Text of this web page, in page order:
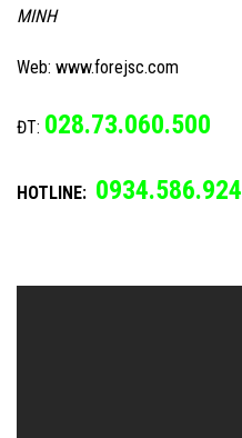
MINH
Web: www.forejsc.com
ĐT: 028.73.060.500
HOTLINE: 0934.586.924